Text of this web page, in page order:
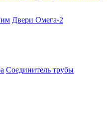
Двери Омега-2
Соединитель трубы